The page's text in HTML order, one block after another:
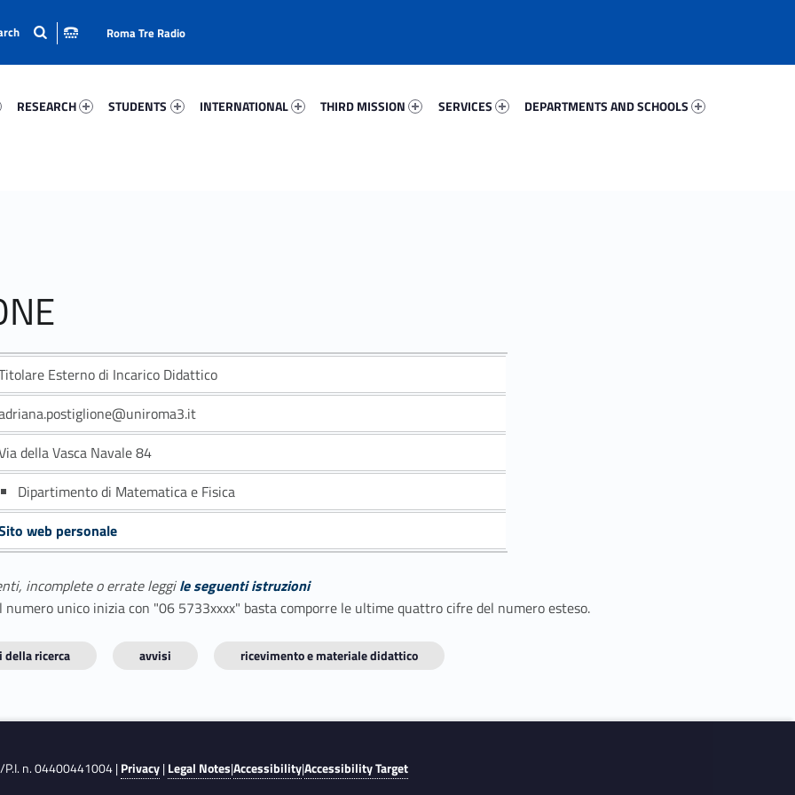
RESEARCH
STUDENTS
INTERNATIONAL
THIRD MISSION
SERVICES
DEPARTMENTS AND SCHOOLS
Roma Tre Radio
Esterno di Incarico Didattico
della Vasca Navale 84
Dipartimento di Matematica e Fisica
web personale
incomplete o errate leggile seguenti istruzioni
unico inizia con "06 5733xxxx" basta comporre le ultime quattro cifre del numero esteso.
ricerca avvisi ricevimento e materiale didattico
P.I. n. 04400441004 |Privacy|Legal Notes|Accessibility|Accessibility Target